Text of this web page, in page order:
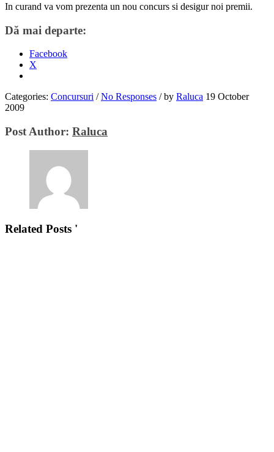
In curand va vom prezenta un nou concurs si desigur noi premii.
Dă mai departe:
Facebook
X
Categories: Concursuri / No Responses /by Raluca 19 October
2009
Post Author: Raluca
Related Posts '